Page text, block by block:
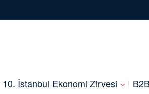
10. İstanbul Ekonomi Zirvesi